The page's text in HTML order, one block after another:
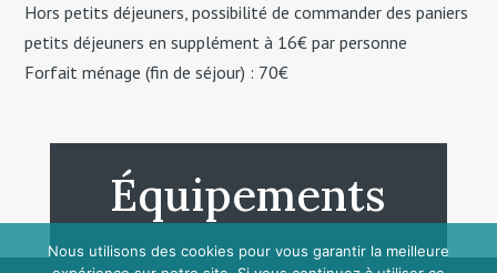
Hors petits déjeuners, possibilité de commander des paniers
petits déjeuners en supplément à 16€ par personne
Forfait ménage (fin de séjour) : 70€
Équipements
Nous utilisons des cookies pour vous garantir la meilleure